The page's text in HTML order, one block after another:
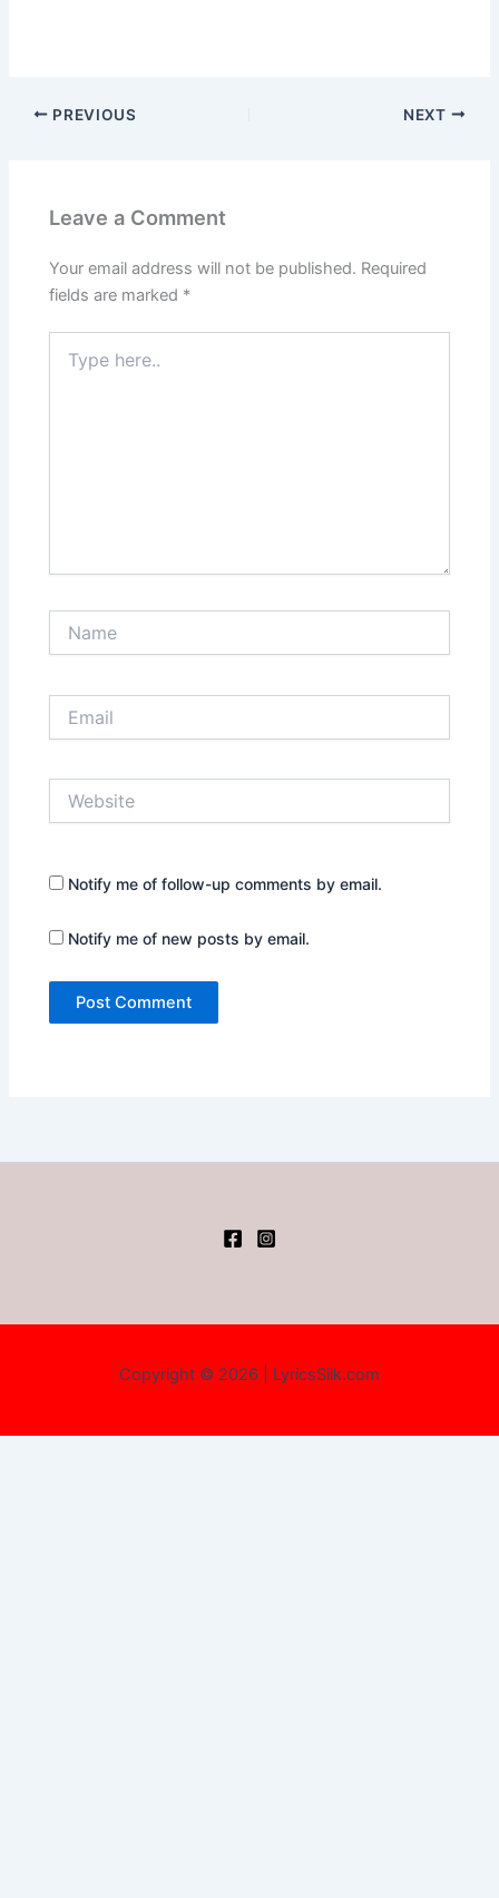
PREVIOUS NEXT
Leave a Comment
Your email address will not be published. Required
fields are marked *
here..
Notify me of follow-up comments by email.
Notify me of new posts by email.
Copyright © 2026 | LyricsSilk.com